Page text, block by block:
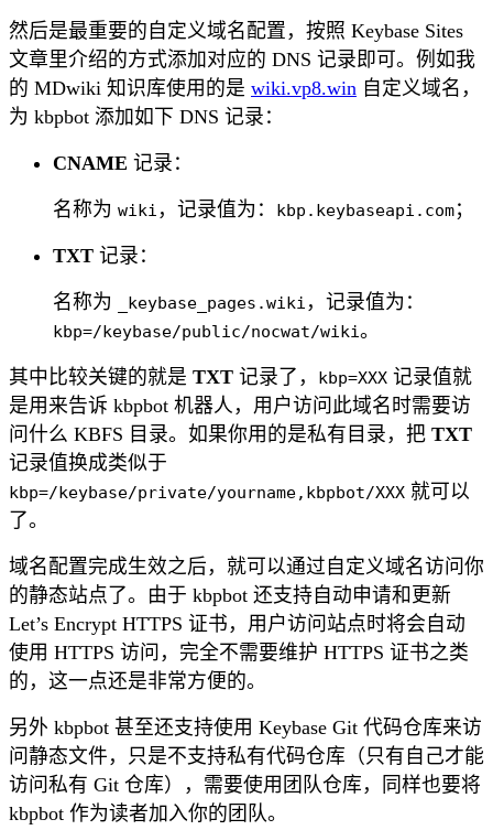
然后是最重要的自定义域名配置，按照 Keybase Sites
文章里介绍的方式添加对应的 DNS 记录即可。例如我
的 MDwiki 知识库使用的是 wiki.vp8.win 自定义域名，
为 kbpbot 添加如下 DNS 记录：
CNAME 记录：
名称为 wiki ，记录值为： kbp.keybaseapi.com；
TXT 记录：
名称为 _keybase_pages.wiki ，记录值为：
kbp=/keybase/public/nocwat/wiki。
其中比较关键的就是 TXT 记录了， kbp=XXX 记录值就
是用来告诉 kbpbot 机器人，用户访问此域名时需要访
问什么 KBFS 目录。如果你用的是私有目录，把 TXT
记录值换成类似于
kbp=/keybase/private/yourname,kbpbot/XXX 就可以
了。
域名配置完成生效之后，就可以通过自定义域名访问你
的静态站点了。由于 kbpbot 还支持自动申请和更新
Let’s Encrypt HTTPS 证书，用户访问站点时将会自动
使用 HTTPS 访问，完全不需要维护 HTTPS 证书之类
的，这一点还是非常方便的。
另外 kbpbot 甚至还支持使用 Keybase Git 代码仓库来访
问静态文件，只是不支持私有代码仓库（只有自己才能
访问私有 Git 仓库），需要使用团队仓库，同样也要将
kbpbot 作为读者加入你的团队。